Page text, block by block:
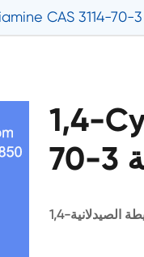
CAS 3114-70-3
1,4-